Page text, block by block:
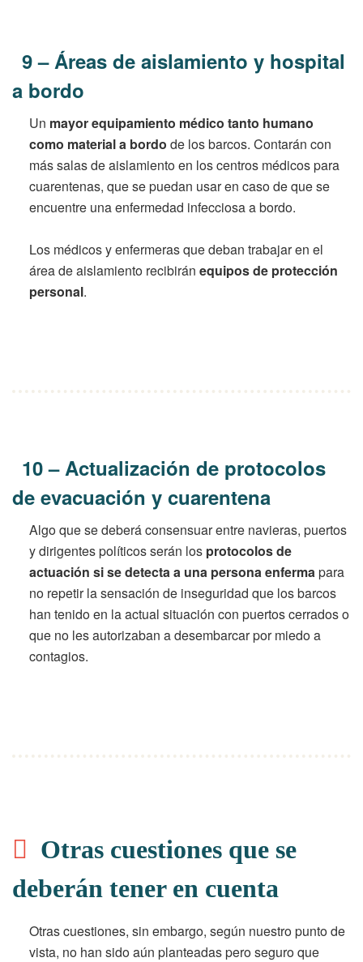
9 – Áreas de aislamiento y hospital
a bordo
Un mayor equipamiento médico tanto humano
como material a bordo de los barcos. Contarán con
más salas de aislamiento en los centros médicos para
cuarentenas, que se puedan usar en caso de que se
encuentre una enfermedad infecciosa a bordo.
Los médicos y enfermeras que deban trabajar en el
área de aislamiento recibirán equipos de protección
personal.
10 – Actualización de protocolos
de evacuación y cuarentena
Algo que se deberá consensuar entre navieras, puertos
y dirigentes políticos serán los protocolos de
actuación si se detecta a una persona enfermapara
no repetir la sensación de inseguridad que los barcos
han tenido en la actual situación con puertos cerrados o
que no les autorizaban a desembarcar por miedo a
contagios.
Otras cuestiones que se
deberán tener en cuenta
Otras cuestiones, sin embargo, según nuestro punto de
vista, no han sido aún planteadas pero seguro que